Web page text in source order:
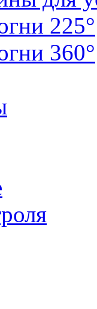
225°
360°